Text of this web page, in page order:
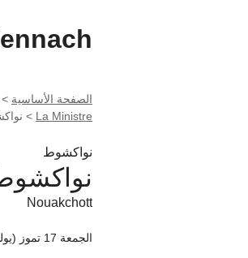
الصفحة الأساسية >
La Ministre
>
نواكشوط
Nouakchott
الجمعة 17 تموز (يوليو) 2020